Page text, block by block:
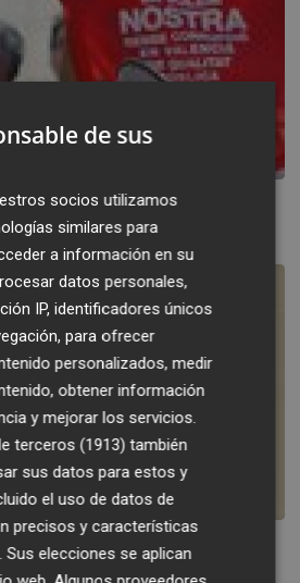
entrega dos
a José Ciscar
el nuevo 'sheriff'
de sus
socios utilizamos
similares para
a información en su
datos personales,
IP, identificadores únicos
para ofrecer
personalizados, medir
obtener información
y mejorar los servicios.
terceros (1913) también
sus datos para estos y
el uso de datos de
precisos y características
Sus elecciones se aplican